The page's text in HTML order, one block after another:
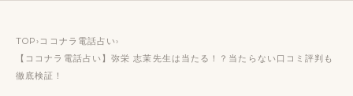
TOP›ココナラ電話占い›
【ココナラ電話占い】弥栄 志茉先生は当たる！？当たらない口コミ評判も
徹底検証！